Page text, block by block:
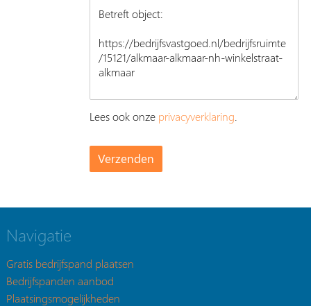
Lees ook onze privacyverklaring
Navigatie
Gratis bedrijfspand plaatsen
Bedrijfspanden aanbod
Plaatsingsmogelijkheden